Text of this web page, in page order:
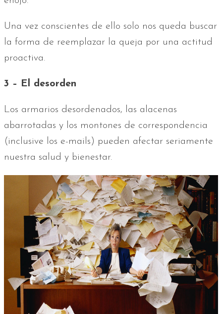
Una vez conscientes de ello solo nos queda buscar
la forma de reemplazar la queja por una actitud
proactiva.
3 – El desorden
Los armarios desordenados, las alacenas
abarrotadas y los montones de correspondencia
(inclusive los e-mails) pueden afectar seriamente
nuestra salud y bienestar.